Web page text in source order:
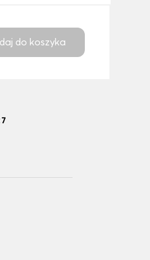
do koszyka